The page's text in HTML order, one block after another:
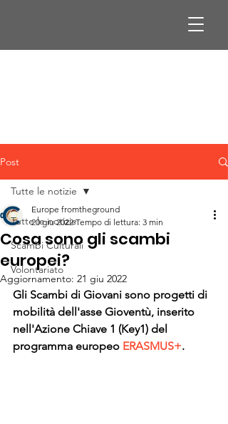
Post
Tutte le notizie
Scambi Culturali
Volontariato
Tutte le notizie
Cosa sono gli scambi
europei?
Europe fromtheground
20 giu 2022 Tempo di lettura: 3 min
Aggiornamento: 21 giu 2022
Gli Scambi di Giovani sono progetti di
mobilità dell'asse Gioventù, inserito
nell'Azione Chiave 1 (Key1) del
programma europeo ERASMUS+.